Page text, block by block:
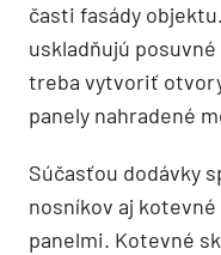
časti fasády
uskladňujú
treba vytvoriť
panely nahradené
Súčasťou dodávky
nosníkov aj
panelmi. Kotevné